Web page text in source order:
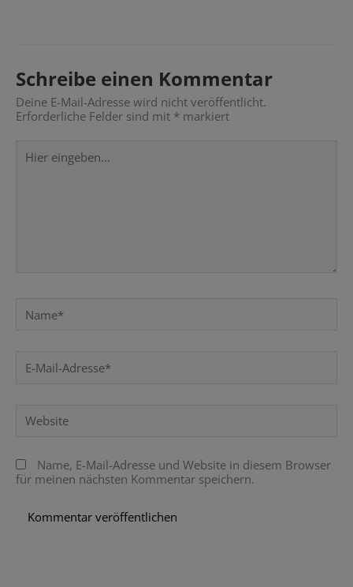
Schreibe einen Kommentar
Deine E-Mail-Adresse wird nicht veröffentlicht.
Erforderliche Felder sind mit * markiert
eingeben…
Mail-
Name, E-Mail-Adresse und Website in diesem Browser
für meinen nächsten Kommentar speichern.